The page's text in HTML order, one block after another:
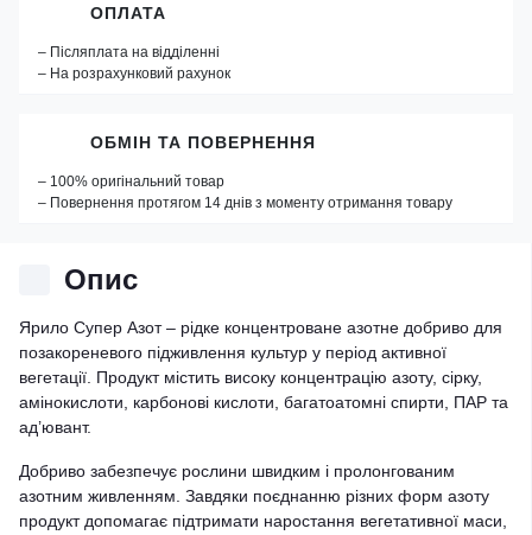
Опис
Ярило Супер Азот – рідке концентроване азотне добриво для
позакореневого підживлення культур у період активної
вегетації. Продукт містить високу концентрацію азоту, сірку,
амінокислоти, карбонові кислоти, багатоатомні спирти, ПАР та
ад’ювант.
Добриво забезпечує рослини швидким і пролонгованим
азотним живленням. Завдяки поєднанню різних форм азоту
продукт допомагає підтримати наростання вегетативної маси,
ОПЛАТА
– Післяплата на відділенні
– На розрахунковий рахунок
ОБМІН ТА ПОВЕРНЕННЯ
– 100% оригінальний товар
– Повернення протягом 14 днів з моменту отримання товару